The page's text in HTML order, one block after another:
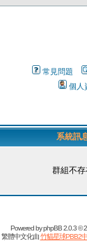
常見問題
個人
系統訊
群組不
Powered byphpBB2.0.3 ©
繁體中文化由竹貓星球PBB2